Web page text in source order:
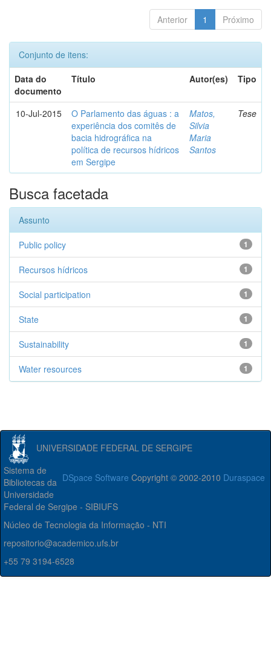
Anterior 1 Próximo
Conjunto de itens:
Data do
documento
Título Autor(es) Tipo
10-Jul-2015
O Parlamento das águas : a
experiência dos comitês de
bacia hidrográfica na
política de recursos hídricos
em Sergipe
Matos,
Silvia
Maria
Santos
Tese
Busca facetada
Assunto
1
Public policy
1
Recursos hídricos
1
Social participation
1
State
1
Sustainability
1
Water resources
UNIVERSIDADE FEDERAL DE SERGIPE
DSpace Software Copyright © 2002-2010 Duraspace
Sistema de
Bibliotecas da
Universidade
Federal de Sergipe - SIBIUFS
Núcleo de Tecnologia da Informação - NTI
repositorio@academico.ufs.br
+55 79 3194-6528